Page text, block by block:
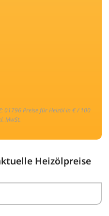
01796 Preise für Heizöl in € / 100
MwSt.
Heizölpreise